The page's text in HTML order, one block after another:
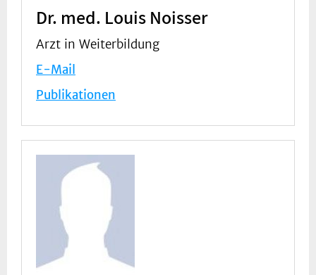
Dr. med. Louis Noisser
Arzt in Weiterbildung
E-Mail
Publikationen